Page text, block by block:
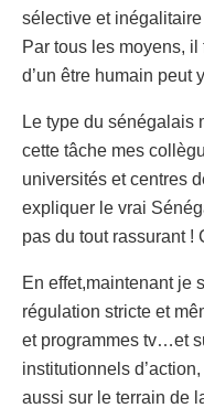
sélective et
Par tous les moyens,
d’un être humain peut
Le type du sénégalais
cette tâche mes
universités et centres
expliquer le vrai
pas du tout rassurant !
En effet,maintenant je
régulation stricte et
et programmes tv…et
institutionnels
aussi sur le terrain de